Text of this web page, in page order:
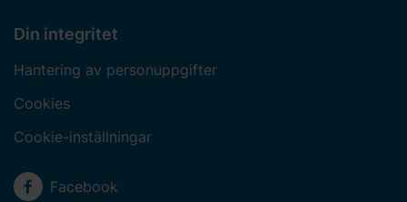
Din integritet
Hantering av personuppgifter
Cookies
Cookie-inställningar
Sociala medier
Facebook